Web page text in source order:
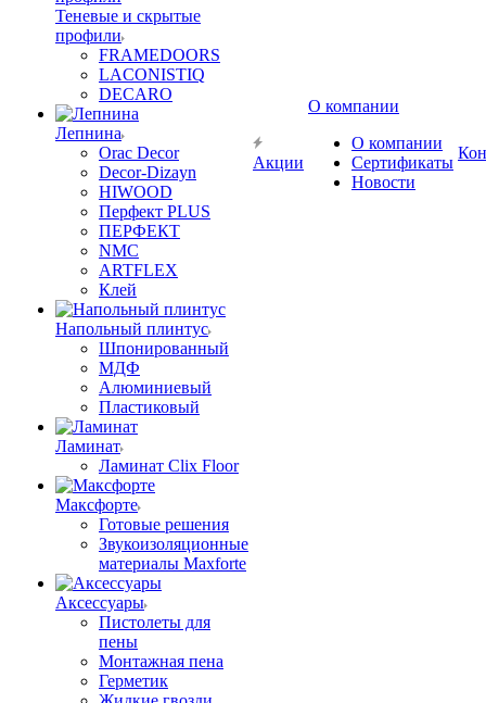
Теневые и скрытые
профили
FRAMEDOORS
LACONISTIQ
DECARO
Лепнина
Orac Decor
Decor-Dizayn
HIWOOD
Перфект PLUS
ПЕРФЕКТ
NMC
ARTFLEX
Клей
Напольный плинтус
Шпонированный
МДФ
Алюминиевый
Пластиковый
Ламинат
Ламинат Clix Floor
Максфорте
Готовые решения
Звукоизоляционные
материалы Maxforte
Аксессуары
Пистолеты для
пены
Монтажная пена
Герметик
Акции
О компании
О компании
Сертификаты
Новости